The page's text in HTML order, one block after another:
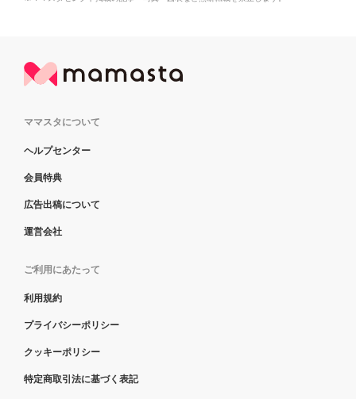
ママスタについて
ヘルプセンター
会員特典
広告出稿について
運営会社
ご利用にあたって
利用規約
プライバシーポリシー
クッキーポリシー
特定商取引法に基づく表記